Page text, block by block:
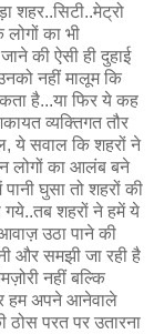
शहर..सिटी..मेट्रो
लोगों का भी
की ऐसी ही दुहाई
नहीं मालूम कि
है...या फिर ये कह
व्यक्तिगत तौर
ये सवाल कि शहरों ने
लोगों का आलंब बने
घुसा तो शहरों की
गये..तब शहरों ने हमें ये
उठा पाने की
और समझी जा रही है
नहीं बल्कि
हम अपने आनेवाले
परत पर उतारना